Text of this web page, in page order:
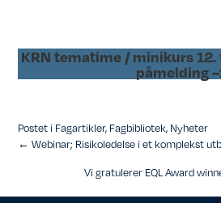
KRN tematime / minikurs
påmelding
Postet i Fagartikler, Fagbibliotek, Nyheter
Posts
navigation
← Webinar; Risikoledelse i et komplekst
Vi gratulerer EQL Award